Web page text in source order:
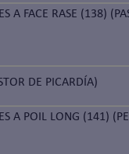
A FACE RASE (138)
DE PICARDÍA)
A POIL LONG (141)